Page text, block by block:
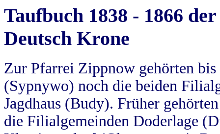
Taufbuch 1838 - 1866
Deutsch Krone
Zur Pfarrei Zippnow gehörten
(Sypnywo) noch die beiden
Jagdhaus (Budy). Früher
die Filialgemeinden Doderlage